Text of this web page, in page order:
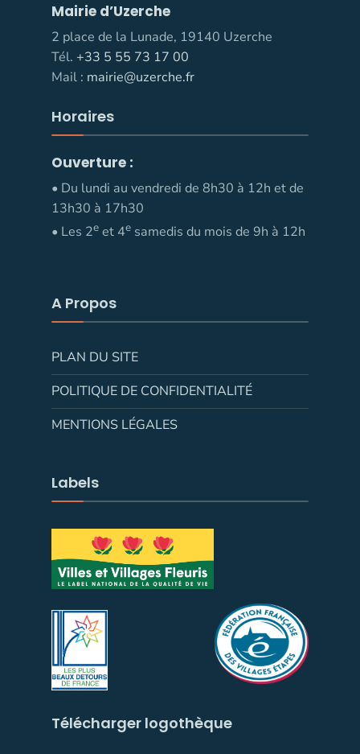
Mairie d’Uzerche
2 place de la Lunade, 19140 Uzerche
Tél. +33 5 55 73 17 00
Mail : mairie@uzerche.fr
Horaires
Ouverture :
• Du lundi au vendredi de 8h30 à 12h et de
13h30 à 17h30
• Les 2e et 4e samedis du mois de 9h à 12h
A Propos
PLAN DU SITE
POLITIQUE DE CONFIDENTIALITÉ
MENTIONS LÉGALES
Labels
Télécharger logothèque